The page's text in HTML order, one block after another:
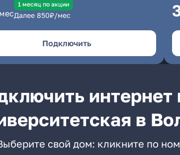
1 месяц по акции
Далее 850₽/мес
Подключить
интернет
в
свой дом: кликните по